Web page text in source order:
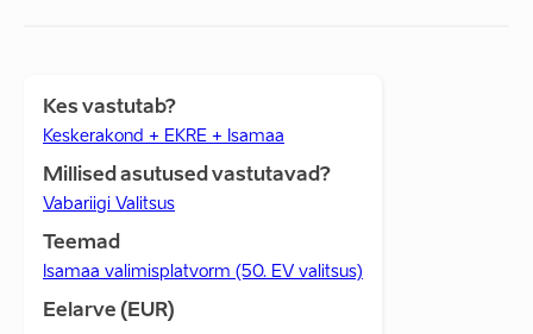
Kes vastutab?
Keskerakond + EKRE + Isamaa
Millised asutused vastutavad?
Vabariigi Valitsus
Teemad
Isamaa valimisplatvorm (50. EV valitsus)
Eelarve (EUR)